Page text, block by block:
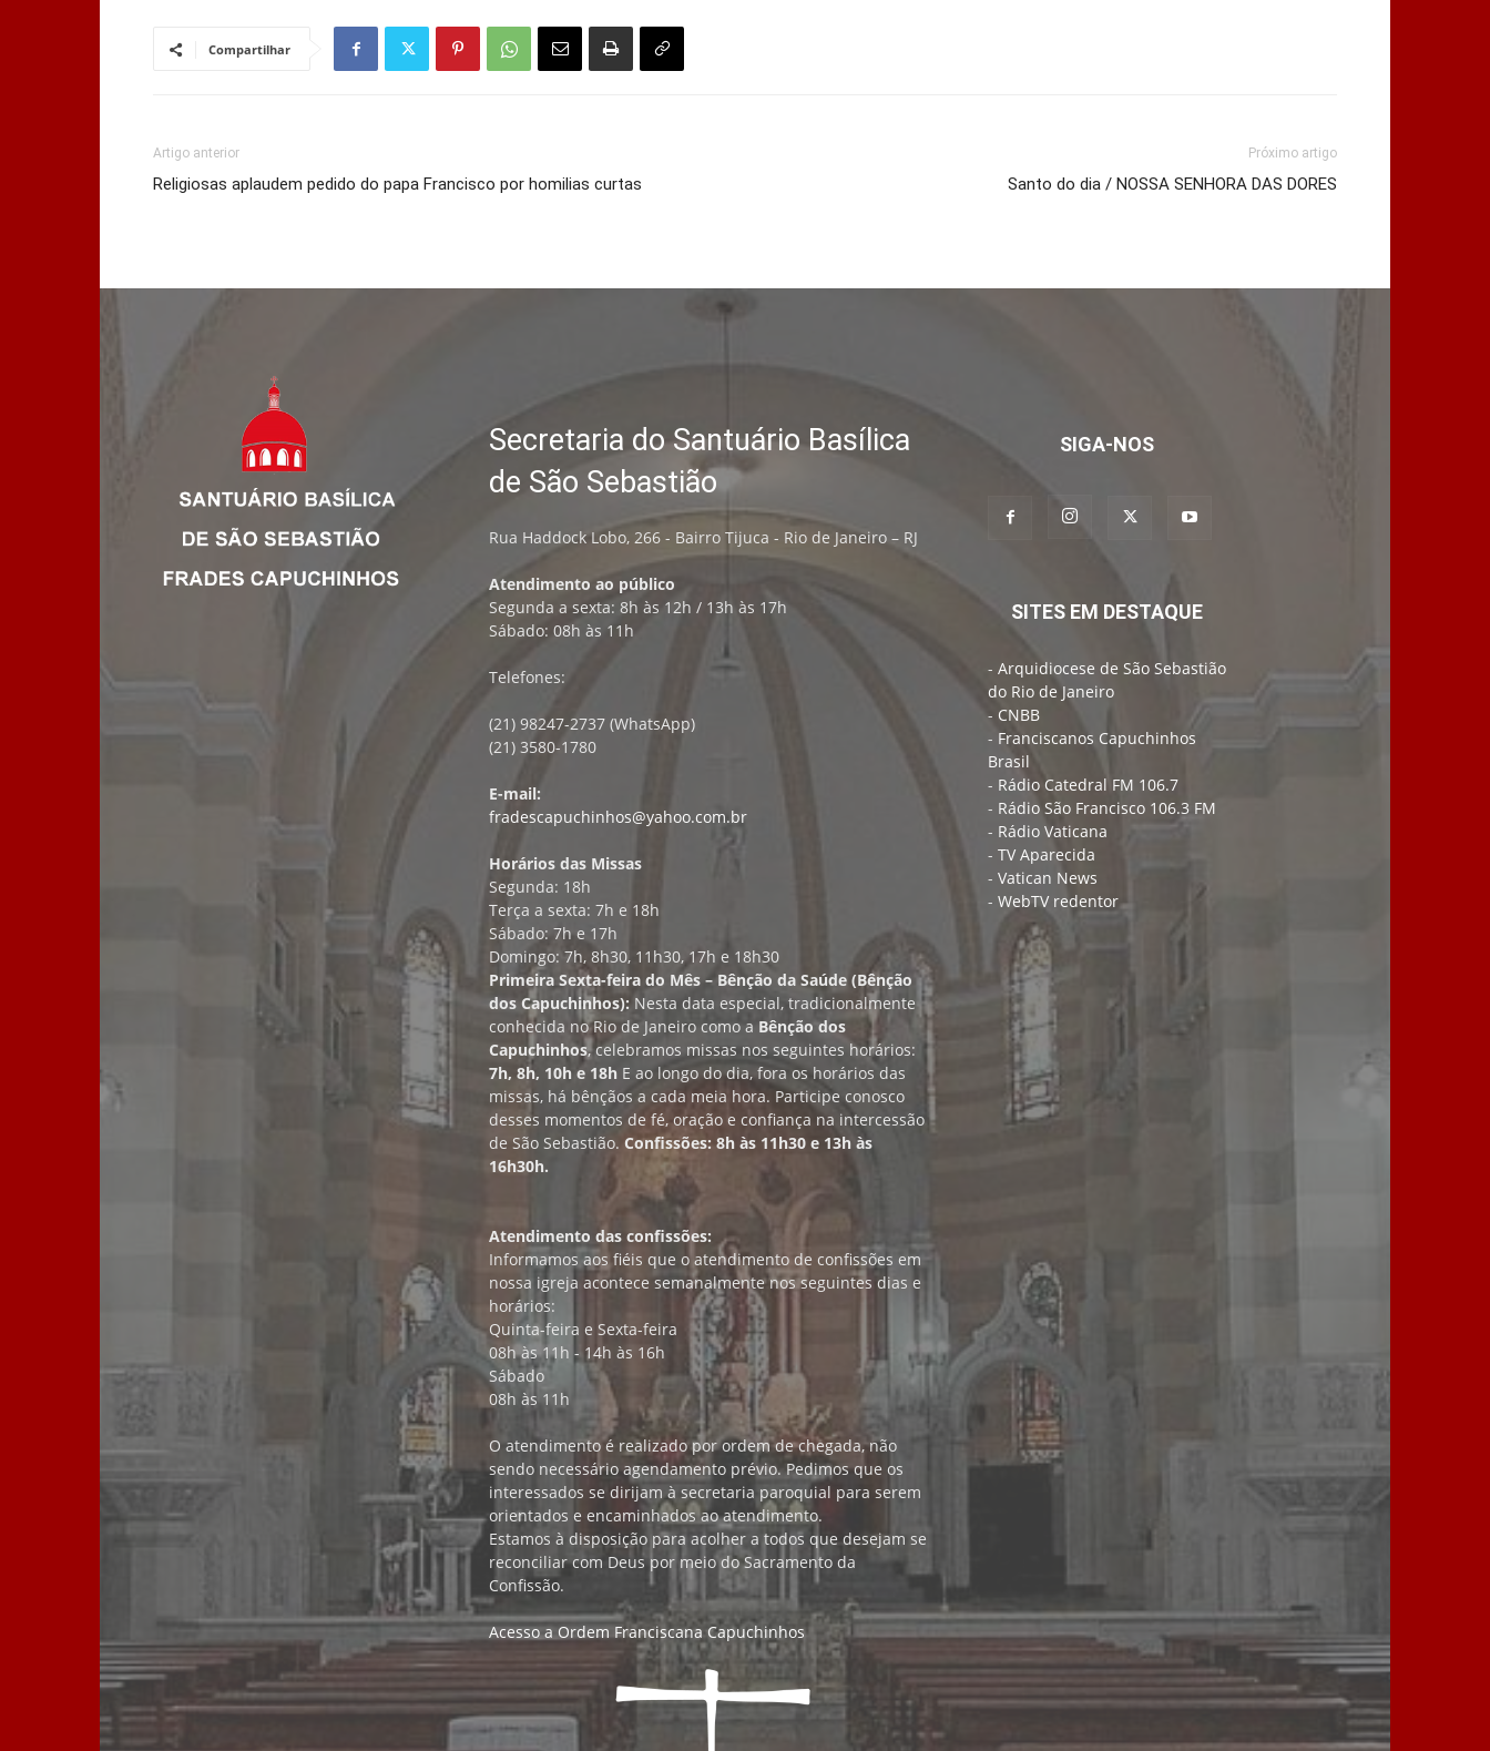
Compartilhar
Artigo anterior
Religiosas aplaudem pedido do papa Francisco por homilias curtas
Próximo artigo
Santo do dia / NOSSA SENHORA DAS DORES
Secretaria do Santuário Basílica
de São Sebastião
Rua Haddock Lobo, 266 - Bairro Tijuca - Rio de Janeiro – RJ
Atendimento ao público
Segunda a sexta: 8h às 12h / 13h às 17h
Sábado: 08h às 11h
Telefones:
(21) 98247-2737 (WhatsApp)
(21) 3580-1780
E-mail:
fradescapuchinhos@yahoo.com.br
Horários das Missas
Segunda: 18h
Terça a sexta: 7h e 18h
Sábado: 7h e 17h
Domingo: 7h, 8h30, 11h30, 17h e 18h30
Primeira Sexta-feira do Mês – Bênção da Saúde (Bênção
dos Capuchinhos): Nesta data especial, tradicionalmente
conhecida no Rio de Janeiro como a Bênção dos
Capuchinhos, celebramos missas nos seguintes horários:
7h, 8h, 10h e 18h E ao longo do dia, fora os horários das
missas, há bênçãos a cada meia hora. Participe conosco
desses momentos de fé, oração e confiança na intercessão
de São Sebastião. Confissões: 8h às 11h30 e 13h às
16h30h.
Atendimento das confissões:
Informamos aos fiéis que o atendimento de confissões em
nossa igreja acontece semanalmente nos seguintes dias e
horários:
Quinta-feira e Sexta-feira
08h às 11h - 14h às 16h
Sábado
08h às 11h
O atendimento é realizado por ordem de chegada, não
sendo necessário agendamento prévio. Pedimos que os
interessados se dirijam à secretaria paroquial para serem
orientados e encaminhados ao atendimento.
Estamos à disposição para acolher a todos que desejam se
reconciliar com Deus por meio do Sacramento da
Confissão.
Acesso a Ordem Franciscana Capuchinhos
SIGA-NOS
SITES EM DESTAQUE
- Arquidiocese de São Sebastião
do Rio de Janeiro
- CNBB
- Franciscanos Capuchinhos
Brasil
- Rádio Catedral FM 106.7
- Rádio São Francisco 106.3 FM
- Rádio Vaticana
- TV Aparecida
- Vatican News
- WebTV redentor